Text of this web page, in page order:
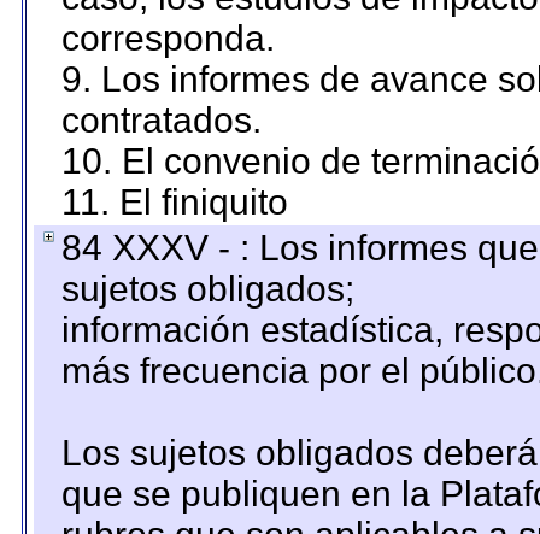
corresponda.
9. Los informes de avance
contratados.
10. El convenio de
11. El finiquito
84 XXXV - : Los informes
sujetos obligados;
información estadística,
más frecuencia por el
Los sujetos obligados
que se publiquen en la